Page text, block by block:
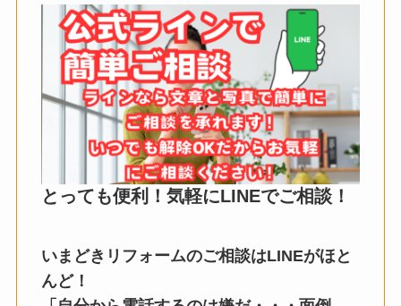
とっても便利！気軽にLINEでご相談！
いまどきリフォームのご相談はLINEがほと
んど！